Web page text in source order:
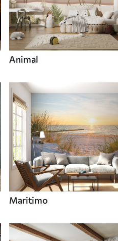
Animal
Maritimo